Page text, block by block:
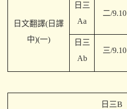
日文翻譯(日譯
中)(一)
日三
Aa
二/9.10
日三
Ab
三/9.10
日三B